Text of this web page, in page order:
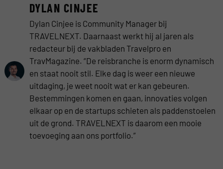
DYLAN CINJEE
Dylan Cinjee is Community Manager bij
TRAVELNEXT. Daarnaast werkt hij al jaren als
redacteur bij de vakbladen Travelpro en
TravMagazine. “De reisbranche is enorm dynamisch
en staat nooit stil. Elke dag is weer een nieuwe
uitdaging, je weet nooit wat er kan gebeuren.
Bestemmingen komen en gaan, innovaties volgen
elkaar op en de startups schieten als paddenstoelen
uit de grond. TRAVELNEXT is daarom een mooie
toevoeging aan ons portfolio.”